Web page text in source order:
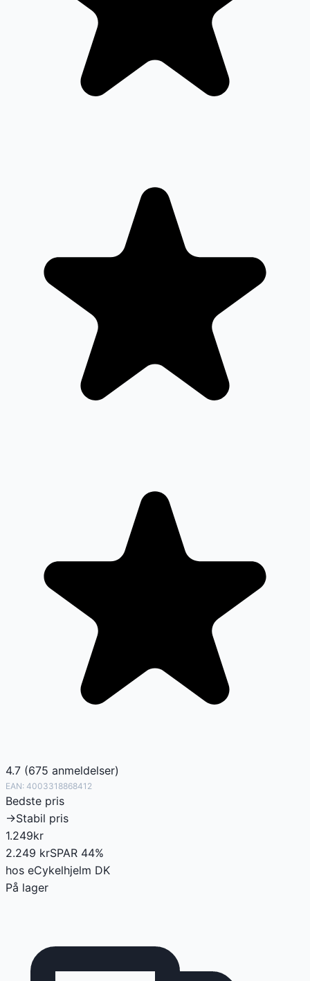
4.7 (675 anmeldelser)
EAN: 4003318868412
Bedste pris
→Stabil pris
1.249kr
2.249 krSPAR 44%
hos eCykelhjelm DK
På lager